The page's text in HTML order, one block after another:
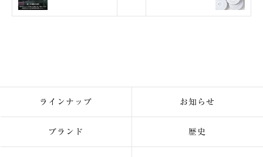
ラインナップ お知らせ
ブランド 歴史